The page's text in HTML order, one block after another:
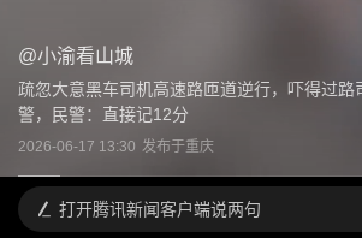
@小渝看山城
疏忽大意黑车司机高速路匝道逆行，吓得过路
警，民警：直接记12分
2026-06-17 13:30 发布于重庆
打开腾讯新闻客户端说两句